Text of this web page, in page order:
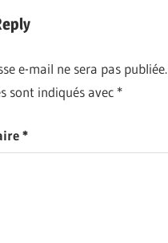
e-mail ne sera pas publiée.
sont indiqués avec *
*